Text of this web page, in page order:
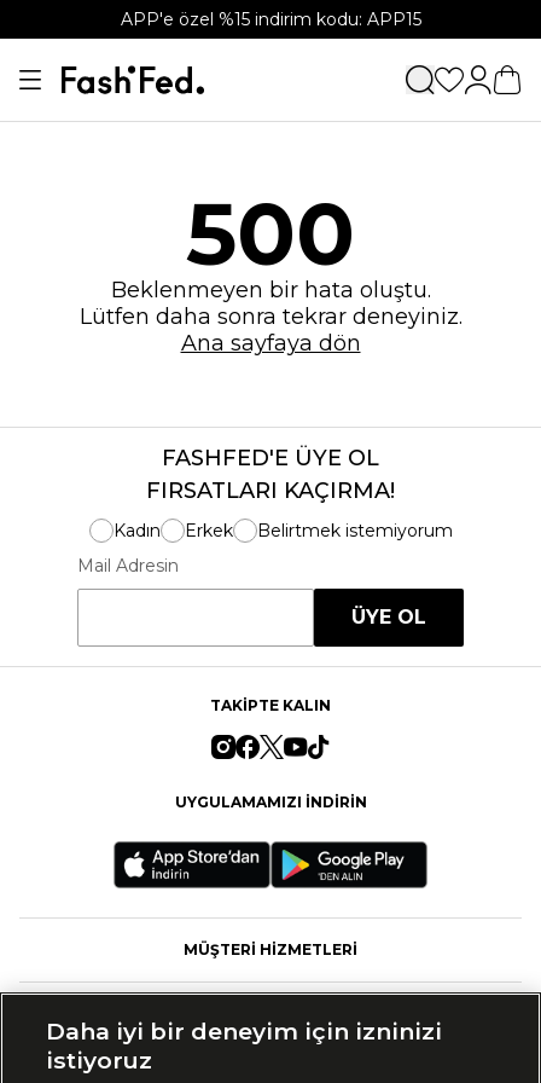
APP'e özel %15 indirim kodu: APP15
500
Beklenmeyen bir hata oluştu.
Lütfen daha sonra tekrar deneyiniz.
Ana sayfaya dön
FASHFED'E ÜYE OL
FIRSATLARI KAÇIRMA!
Kadın Erkek
Belirtmek istemiyorum
Mail Adresin
ÜYE OL
TAKİPTE KALIN
UYGULAMAMIZI İNDİRİN
MÜŞTERİ HİZMETLERİ
Daha iyi bir deneyim için izninizi
istiyoruz